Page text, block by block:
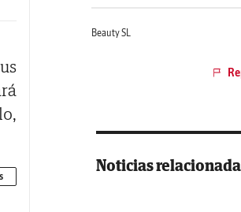
Beauty SL
Noticias